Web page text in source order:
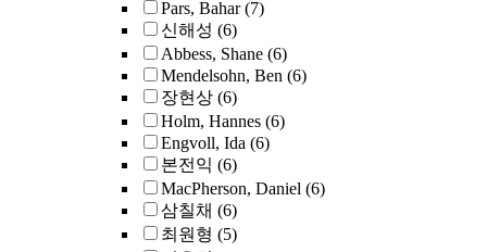
Pars, Bahar (7)
신해성 (6)
Abbess, Shane (6)
Mendelsohn, Ben (6)
장현상 (6)
Holm, Hannes (6)
Engvoll, Ida (6)
본전익 (6)
MacPherson, Daniel (6)
삼칠채 (6)
최원형 (5)